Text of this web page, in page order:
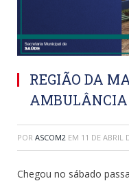
REGIÃO DA
POR ASCOM2 EM 11 DE ABRIL
Chegou no sábado